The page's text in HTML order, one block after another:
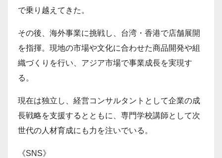
で乗り越えてきた。
その後、海外事業に挑戦し、台湾・香港で店舗展開
を指揮。現地の市場や文化に合わせた商品開発や組
織づくりを行い、アジア市場で事業成長を実現す
る。
現在は独立し、経営コンサルタントとして企業の成
長戦略を支援するとともに、専門学校講師として次
世代の人材育成にも力を注いでいる。
《SNS》